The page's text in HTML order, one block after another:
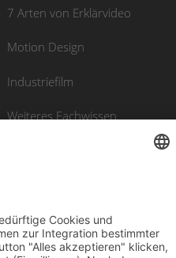
7 Arten von Erklärvideo
Motion Design
Industriefilm
Weiteres Fachwissen
Luftaufnahmen